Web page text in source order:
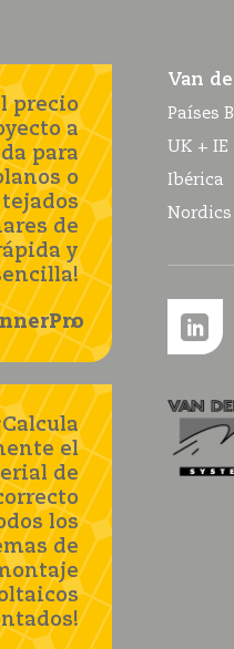
precio
a
para
o
tejados
de
y
el
de
los
de
Van
Países
UK + IE
Ibérica
Nordics